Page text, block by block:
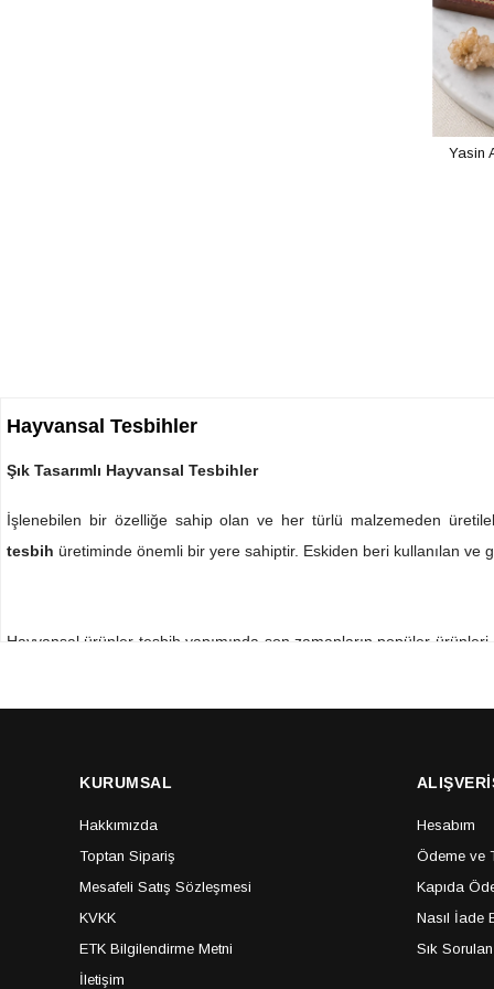
Yasin
Hayvansal Tesbihler
Şık Tasarımlı Hayvansal Tesbihler
İşlenebilen bir özelliğe sahip olan ve her türlü malzemeden
tesbih üretiminde önemli bir yere sahiptir. Eskiden beri kullanılan ve
Hayvansal ürünler tesbih yapımında son zamanların popüler
hayvansal uzuvlar arasındadır. Bunun dışında bufalo boynuzu
doldurmaktadır. Karınca fosilli tesbih modelleri de
hayvansal
Hayvansal Tesbih Çeşitleri
KURUMSAL
Hakkımızda
Toptan Sipariş
Mesafeli Satış Sözleşmesi
KVKK
ETK Bilgilendirme Metni
İletişim
Hesabım
Ödeme ve
Kapıda
Nasıl İade
Sık